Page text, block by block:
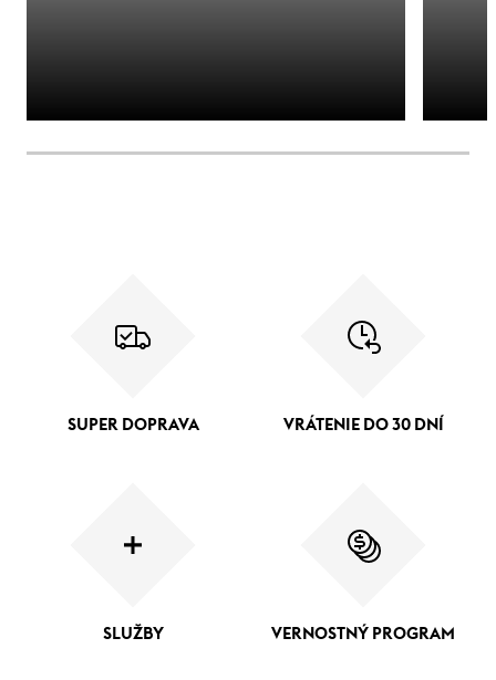
SUPER DOPRAVA VRÁTENIE DO 30 DNÍ
SLUŽBY VERNOSTNÝ PROGRAM